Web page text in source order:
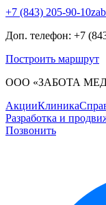
+7 (843) 205-90-10
Доп. телефон: +7
Построить маршрут
ООО «ЗАБОТА МЕД»,
АкцииКлиника
Разработка и
Позвонить